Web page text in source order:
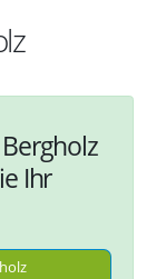
Ihr